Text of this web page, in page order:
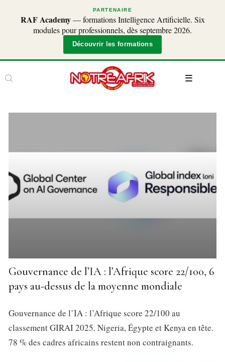
PARTENAIRE
RAF Academy— formations Intelligence Artificielle. Six
modules pour professionnels, dès septembre 2026.
Découvrir les formations
Gouvernance de l’IA : l’Afrique score 22/100, 6
pays au-dessus de la moyenne mondiale
Gouvernance de l’IA : l’Afrique score 22/100 au
classement GIRAI 2025. Nigeria, Égypte et Kenya en tête.
78 % des cadres africains restent non contraignants.